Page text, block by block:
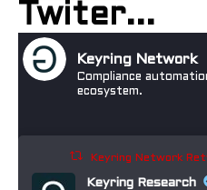
Twiter...
Keyring Network
Compliance
ecosystem.
Keyring Network
Keyring Research